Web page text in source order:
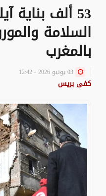
53 ألف
السلامة
بالمغرب
كفى بريس